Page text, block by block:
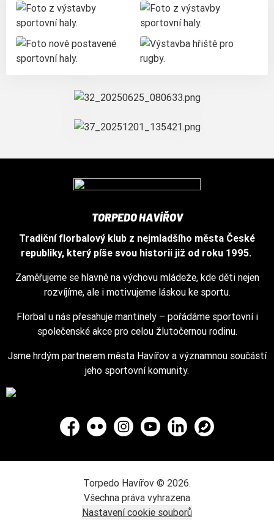
TORPEDO HAVÍŘOV
Tradiční florbalový klub z nejmladšího města České
republiky, který píše svou historii již od roku 1995.
Zaměřujeme se hlavně na výchovu mládeže, kde děti nejen
rozvíjíme, ale i motivujeme láskou ke sportu.
Florbal u nás přesahuje mantinely – pořádáme sportovní i
společenské akce pro celou žlutočernou rodinu.
Jsme hrdým partnerem města Havířov a významnou součástí
jeho sportovní komunity.
Facebook
Flickr InstagramYouTubeLinkedInWhatsApp
Torpedo Havířov © 2026.
Všechna práva vyhrazena
Nastavení cookie souborů